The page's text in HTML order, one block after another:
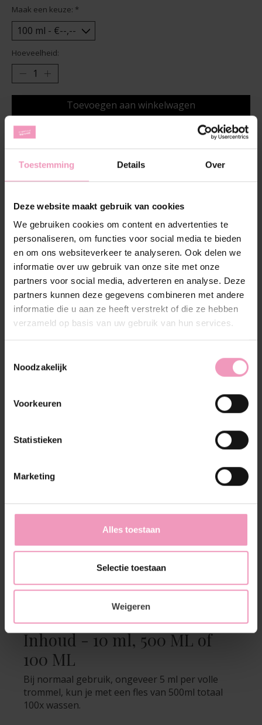
Toestemming Details Over
Deze website maakt gebruik van cookies
We gebruiken cookies om content en advertenties te
personaliseren, om functies voor social media te bieden
en om ons websiteverkeer te analyseren. Ook delen we
informatie over uw gebruik van onze site met onze
partners voor social media, adverteren en analyse. Deze
partners kunnen deze gegevens combineren met andere
informatie die u aan ze heeft verstrekt of die ze hebben
verzameld op basis van uw gebruik van hun services.
Noodzakelijk
Voorkeuren
Statistieken
Marketing
Alles toestaan
Selectie toestaan
Weigeren
Maak een keuze: *
Hoeveelheid:
Toevoegen aan winkelwagen
Toevoegen om te vergelijken
Beschrijving Reviews (0)
Verkoop adviesprijs
- 500 ml fles voor €24,95
Frisse, bloemige geur met Musky ondertonen.
Jouw ervaring bij
Acquamarina wasparfum
Een verkoelende duik in de azuurblauwe
zomerbriesje op een Mediterraan terras ergens
aan de betoverende kust van Amalfi. Je waant je
frisse geur van Acquamarina.
Inhoud - 10 ml, 500 ML of
100 ML
Bij normaal gebruik, ongeveer 5 ml per volle
trommel, kun je met een fles van 500ml totaal
100x wassen.